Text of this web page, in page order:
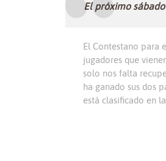
El próximo
El Contestano para
jugadores que
solo nos falta
ha ganado sus dos
está clasificado en